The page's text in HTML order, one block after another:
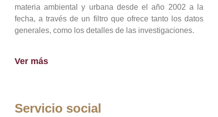
materia ambiental y urbana desde el año 2002 a la
fecha, a través de un filtro que ofrece tanto los datos
generales, como los detalles de las investigaciones.
Ver más
Servicio social